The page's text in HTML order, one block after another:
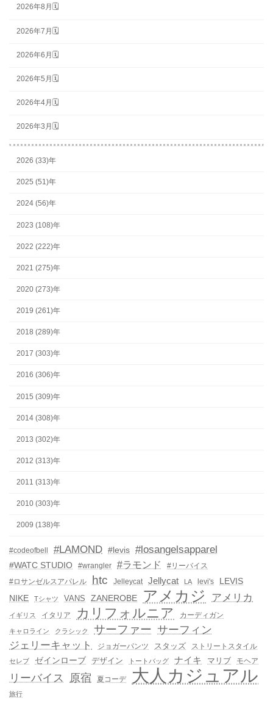
2026年8月🗓
2026年7月🗓
2026年6月🗓
2026年5月🗓
2026年4月🗓
2026年3月🗓
2026 (33)年
2025 (51)年
2024 (56)年
2023 (108)年
2022 (222)年
2021 (275)年
2020 (273)年
2019 (261)年
2018 (289)年
2017 (303)年
2016 (306)年
2015 (309)年
2014 (308)年
2013 (302)年
2012 (313)年
2011 (313)年
2010 (303)年
2009 (138)年
#codeofbell #LAMOND #levis #losangelsapparel
#WATC STUDIO #wrangler #ラモンド
#リーバイス
#ロサンゼルスアパレル
htc Jelleycat Jellycat LA levi's
LEVIS
NIKE
Tシャツ VANS ZANEROBE アメカジ アメリカ
イギリス イタリア カリフォルニア カーディガン
キャロライン クラシック サーファー サーフィン
ジェリーキャット
ジョガーパンツ スタッズ ストリートスタイル
セレブ ゼインローブ デザイン トートバッグ ナイキ マリブ モヘア
リーバイス 原宿 夏コーデ 大人カジュアル
旅行